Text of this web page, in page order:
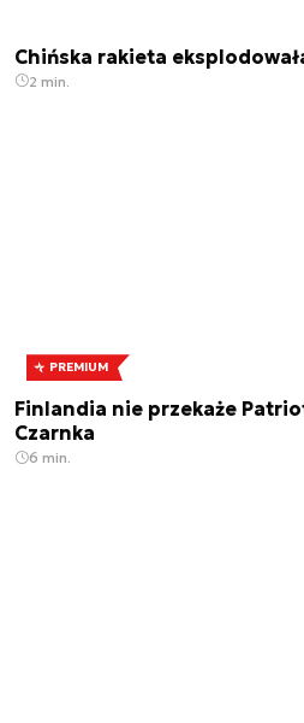
Chińska rakieta
2 min.
PREMIUM
Finlandia nie przekaże
Czarnka
6 min.